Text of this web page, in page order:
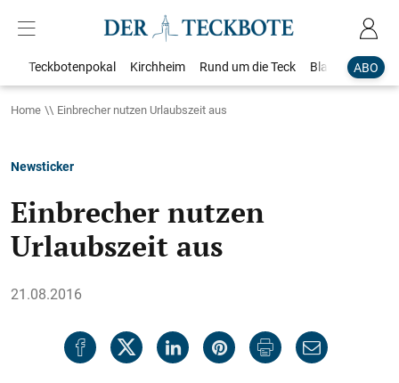
ABO
Teckbotenpokal Kirchheim Rund um die Teck Blaulicht
Home Einbrecher nutzen Urlaubszeit aus
Newsticker
Einbrecher nutzen
Urlaubszeit aus
21.08.2016